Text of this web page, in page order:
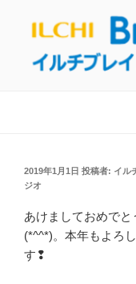
田スタジオ
投
稿
2019年1月1日 投稿者: イル
ジオ
あけましておめでと
(*^^*)。本年もよろ
す❢